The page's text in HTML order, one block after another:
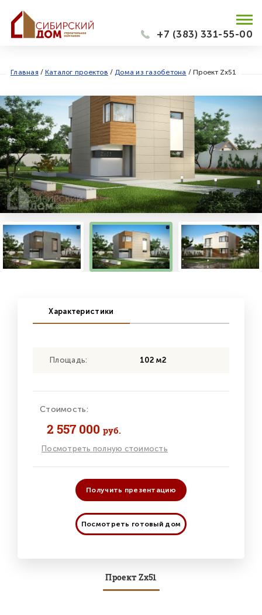
+7 (383) 331-55-00
Главная / Каталог проектов / Дома из газобетона / Проект Zx51
Характеристики
Площадь: 102 м2
Стоимость:
2 557 000 руб.
Посмотреть полную стоимость
Получить презентацию
Посмотреть готовый дом
Проект Zx51